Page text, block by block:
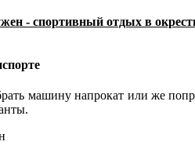
- спортивный отдых в
машину напрокат или же